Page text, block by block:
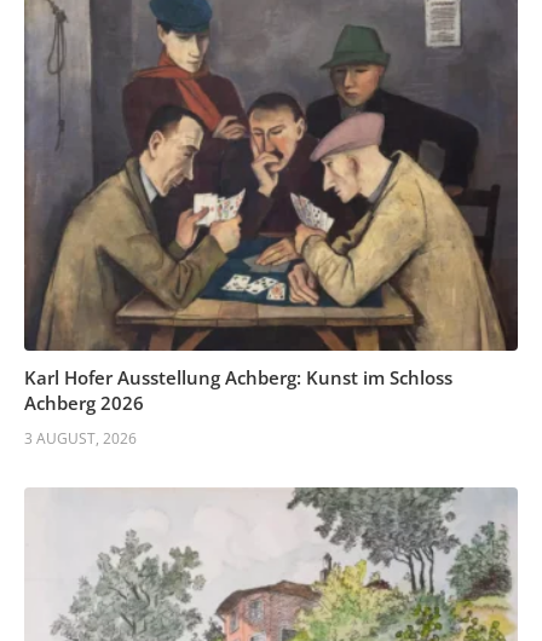
Karl Hofer Ausstellung Achberg: Kunst im Schloss
Achberg 2026
3 AUGUST, 2026